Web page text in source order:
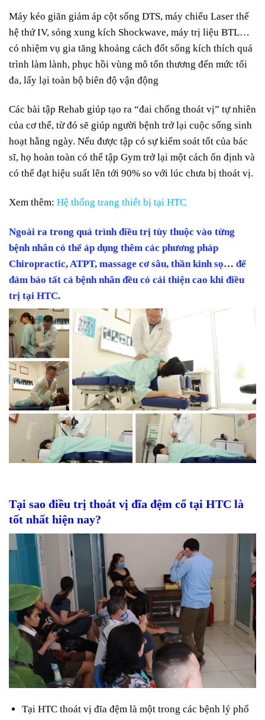
Máy kéo giãn giảm áp cột sống DTS, máy chiếu Laser thế
hệ thứ IV, sóng xung kích Shockwave, máy trị liệu BTL…
có nhiệm vụ gia tăng khoảng cách đốt sống kích thích quá
trình làm lành, phục hồi vùng mô tổn thương đến mức tối
đa, lấy lại toàn bộ biên độ vận động
Các bài tập Rehab giúp tạo ra “đai chống thoát vị” tự nhiên
của cơ thể, từ đó sẽ giúp người bệnh trở lại cuộc sống sinh
hoạt hằng ngày. Nếu được tập có sự kiểm soát tốt của bác
sĩ, họ hoàn toàn có thể tập Gym trở lại một cách ổn định và
có thể đạt hiệu suất lên tới 90% so với lúc chưa bị thoát vị.
Xem thêm: Hệ thống trang thiết bị tại HTC
Ngoài ra trong quá trình điều trị tùy thuộc vào từng
bệnh nhân có thể áp dụng thêm các phương pháp
Chiropractic, ATPT, massage cơ sâu, thần kinh sọ… để
đảm bảo tất cả bệnh nhân đều có cải thiện cao khi điều
trị tại HTC.
Tại sao điều trị thoát vị đĩa đệm cổ tại HTC là
tốt nhất hiện nay?
Tại HTC thoát vị đĩa đệm là một trong các bệnh lý phổ